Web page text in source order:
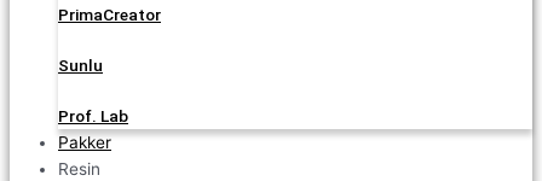
PrimaCreator
Sunlu
Prof. Lab
Pakker
Resin